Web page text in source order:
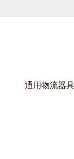
通用物流器具